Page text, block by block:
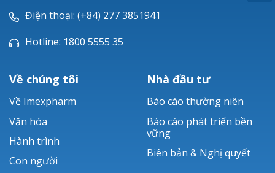
Zobacta®
Bacsulfo®
Điện thoại: (+84) 277 3851941
Hotline: 1800 5555 35
Về chúng tôi
Về Imexpharm
Văn hóa
Hành trình
Con người
Nhà đầu tư
Báo cáo thường niên
Báo cáo phát triển bền
vững
Biên bản & Nghị quyết